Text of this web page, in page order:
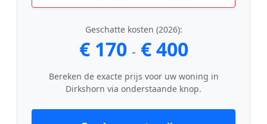
Geschatte kosten (2026):
€ 170 - € 400
Bereken de exacte prijs voor uw woning in
Dirkshorn via onderstaande knop.